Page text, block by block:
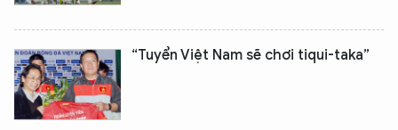
“Tuyển Việt Nam sẽ chơi tiqui-taka”